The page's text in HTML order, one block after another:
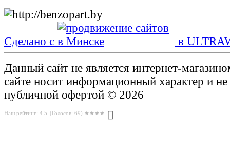
Сделано с в
Данный сайт не является интернет-
сайте носит информационный характер и не
публичной офертой © 2026
Наш рейтинг: 4.5 (Голосов: 69) ★★★★